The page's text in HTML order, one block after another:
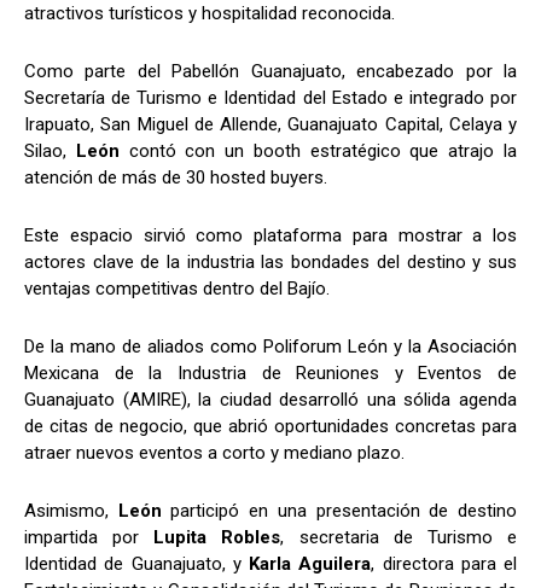
atractivos turísticos y hospitalidad reconocida.
Como parte del Pabellón Guanajuato, encabezado por la
Secretaría de Turismo e Identidad del Estado e integrado por
Irapuato, San Miguel de Allende, Guanajuato Capital, Celaya y
Silao, León contó con un booth estratégico que atrajo la
atención de más de 30 hosted buyers.
Este espacio sirvió como plataforma para mostrar a los
actores clave de la industria las bondades del destino y sus
ventajas competitivas dentro del Bajío.
De la mano de aliados como Poliforum León y la Asociación
Mexicana de la Industria de Reuniones y Eventos de
Guanajuato (AMIRE), la ciudad desarrolló una sólida agenda
de citas de negocio, que abrió oportunidades concretas para
atraer nuevos eventos a corto y mediano plazo.
Asimismo, León participó en una presentación de destino
impartida por Lupita Robles, secretaria de Turismo e
Identidad de Guanajuato, y Karla Aguilera, directora para el